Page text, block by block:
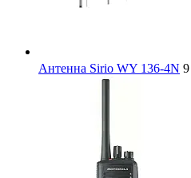
Антенна Sirio WY 136-4N